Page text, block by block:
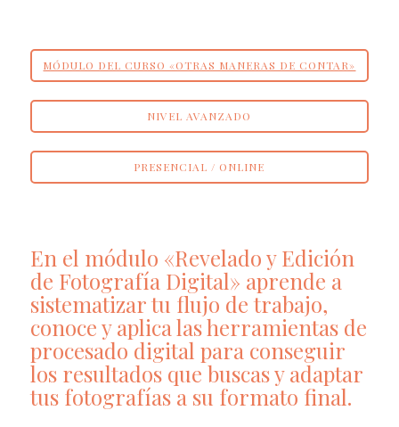
MÓDULO DEL CURSO «OTRAS MANERAS DE CONTAR»
NIVEL AVANZADO
PRESENCIAL / ONLINE
En el módulo «Revelado y Edición
de Fotografía Digital» aprende a
sistematizar tu flujo de trabajo,
conoce y aplica las herramientas de
procesado digital para conseguir
los resultados que buscas y adaptar
tus fotografías a su formato final.